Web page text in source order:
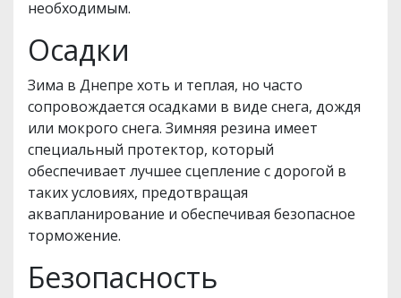
необходимым.
Осадки
Зима в Днепре хоть и теплая, но часто
сопровождается осадками в виде снега, дождя
или мокрого снега. Зимняя резина имеет
специальный протектор, который
обеспечивает лучшее сцепление с дорогой в
таких условиях, предотвращая
аквапланирование и обеспечивая безопасное
торможение.
Безопасность